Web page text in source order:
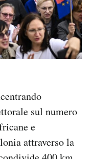
sul numero
e
attraverso la